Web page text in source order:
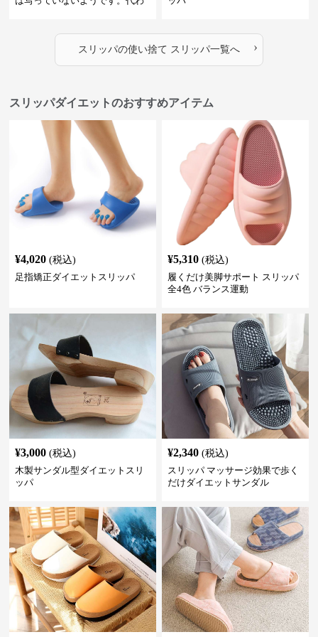
ています。これらは再利用可能
な通常の室内履きスリッパのよ
うに見えます。
スリッパの使い捨て スリッパ一覧へ ›
スリッパダイエットのおすすめアイテム
¥4,020 (税込)
足指矯正ダイエットスリッパ
¥5,310 (税込)
履くだけ美脚サポート スリッパ
全4色 バランス運動
¥3,000 (税込)
木製サンダル型ダイエットスリ
ッパ
¥2,340 (税込)
スリッパ マッサージ効果で歩く
だけダイエットサンダル